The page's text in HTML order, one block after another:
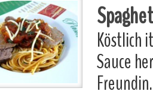
Köstlich
Sauce
Freundin.